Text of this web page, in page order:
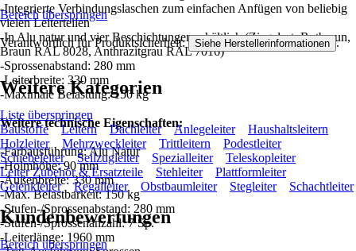
-Integrierte Verbindungslaschen zum einfachen Anfügen von beliebig
vielen Leiterteilen
-In Alu natur und vier Beschichtungen erhältlich (Ziegelrot, Rotbraun,
Braun RAL 8028, Anthrazitgrau RAL 7016)
-Sprossenabstand: 280 mm
-Leiterbreite: 330 mm
-Maximale Belastung: 150 kg
Weitere technische Eigenschaften:
-Farbausführung: Alu Natur
-Holmhöhe: 90 mm
-Außenbreite: 330 mm
-Max. Belastbarkeit: 150 kg
-Stufen-/Sprossenabstand: 280 mm
-Stufen-/Sprossenanzahl: 7 Sp.
-Leiterlänge: 1960 mm
Bereich überspringen
Verantwortlich für Produktsicherheit: Siehe Herstellerinformationen .
Weitere Kategorien
Liste überspringen
Baustoffe
Leitern Dachleiter Anlegeleiter
Haushaltsleitern
Holzleiter
Mehrzweckleiter Trittleitern
Podestleiter
Schiebeleiter
Seilzugleiter Spezialleiter
Teleskopleiter
Leiter Zubehör & Ersatzteile
Stehleiter
Plattformleiter
Gelenkleiter
Regalleiter Obstbaumleiter Stegleiter Schachtleiter
Kundenbewertungen
Bereich überspringen